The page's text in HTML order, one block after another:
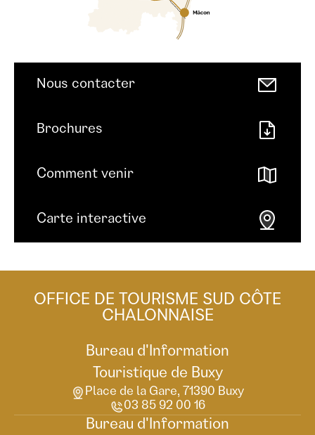
Nous contacter
Brochures
Comment venir
Carte interactive
OFFICE DE TOURISME SUD CÔTE
CHALONNAISE
Bureau d'Information
Touristique de Buxy
Place de la Gare, 71390 Buxy
03 85 92 00 16
Bureau d'Information